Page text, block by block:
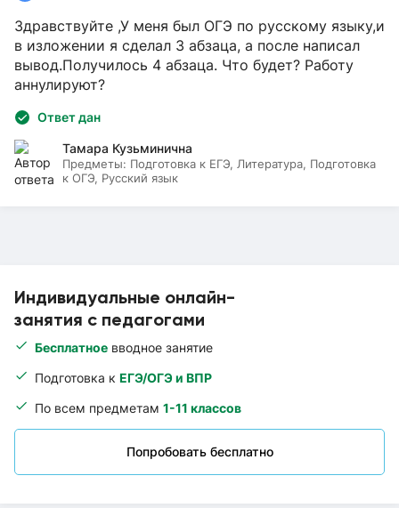
Индивидуальные онлайн-
занятия с педагогами
Бесплатное вводное занятие
Подготовка к ЕГЭ/ОГЭ и ВПР
По всем предметам 1-11 классов
Попробовать бесплатно
Здравствуйте ,У меня был ОГЭ по русскому языку,и
в изложении я сделал 3 абзаца, а после написал
вывод.Получилось 4 абзаца. Что будет? Работу
аннулируют?
Ответ дан
Тамара Кузьминична
Предметы: Подготовка к ЕГЭ, Литература, Подготовка
к ОГЭ, Русский язык